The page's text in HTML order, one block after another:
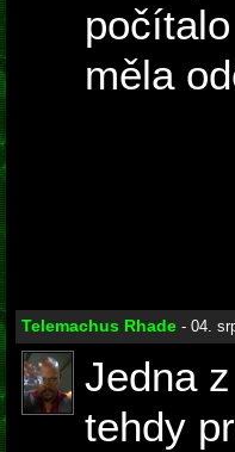
měla
Telemachus Rhade - 04.
Jedna
tehdy